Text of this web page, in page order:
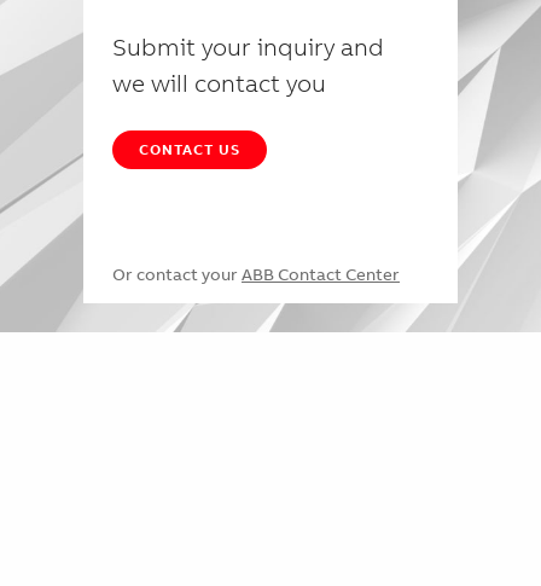
Submit your inquiry and
we will contact you
CONTACT US
Or contact your ABB Contact Center